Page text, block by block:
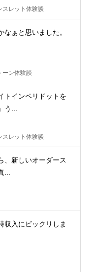
スレット体験談
なぁと思いました。
ーン体験談
トインペリドットを
...
スレット体験談
、新しいオーダース
収入にビックリしま